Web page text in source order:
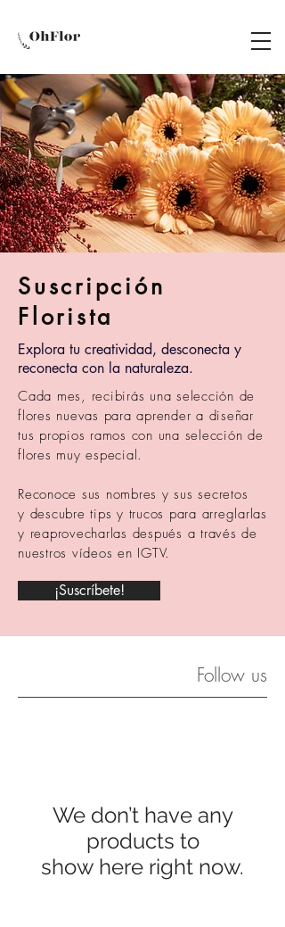
We don’t have any
products to
show here right now.
Suscripción
Florista
Explora tu creatividad, desconecta y
reconecta con la naturaleza.
Cada mes, recibirás una selección de
flores nuevas para aprender a diseñar
tus propios ramos con una selección de
flores muy especial.
Reconoce sus nombres y sus secretos
y descubre tips y trucos para arreglarlas
y reaprovecharlas después a través de
nuestros vídeos en IGTV.
¡Suscríbete!
Follow us